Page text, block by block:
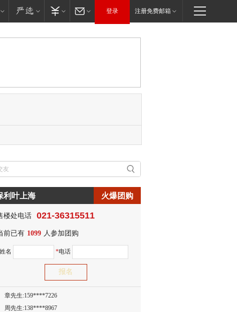
登录 注册免费邮箱
利叶上海 火爆团购
楼处电话 021-36315511
前已有 1099 人参加团购
姓名 *电话
胡先生:150****0731
邓先生:138****8083
蒋女士:186****7681
陈先生:159****3332
章先生:159****7226
周先生:138****8967
林女士:136****3668